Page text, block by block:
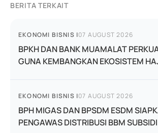
BERITA TERKAIT
EKONOMI BISNIS |07 AUGUST 2026
BPKH DAN BANK MUAMALAT
GUNA KEMBANGKAN EKOSISTEM
EKONOMI BISNIS |07 AUGUST 2026
BPH MIGAS DAN BPSDM ESDM
PENGAWAS DISTRIBUSI BBM SUBSIDI